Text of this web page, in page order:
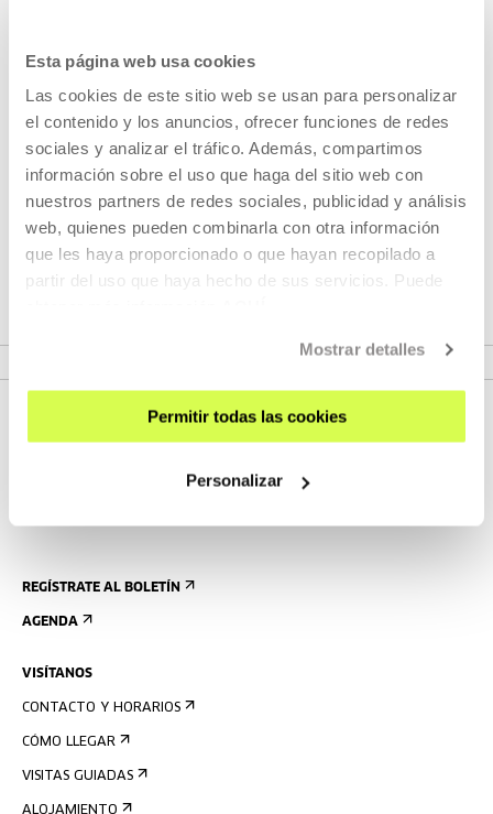
Esta página web usa cookies
Las cookies de este sitio web se usan para personalizar
el contenido y los anuncios, ofrecer funciones de redes
sociales y analizar el tráfico. Además, compartimos
información sobre el uso que haga del sitio web con
nuestros partners de redes sociales, publicidad y análisis
web, quienes pueden combinarla con otra información
que les haya proporcionado o que hayan recopilado a
partir del uso que haya hecho de sus servicios. Puede
Mostrar detalles
Permitir todas las cookies
Personalizar
Pertenece a Ciclo: Punto de
fuga
Unos grandes ojos pintados nos miran y empieza a sonar
una canción en la radio:Love is strangede Mickey & S
Los pies descalzos de Holly (Sissy Spacek) y las botas
camperas de Kit (Martin Sheen) siguen el ritmo de la
música.
REGÍSTRATE AL BOLETÍN
AGENDA
VISÍTANOS
CONTACTO Y HORARIOS
CÓMO LLEGAR
VISITAS GUIADAS
ALOJAMIENTO